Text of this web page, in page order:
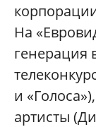
На
генерация
и
артисты